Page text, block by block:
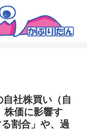
社株買い（自
株価に影響す
割合」や、過